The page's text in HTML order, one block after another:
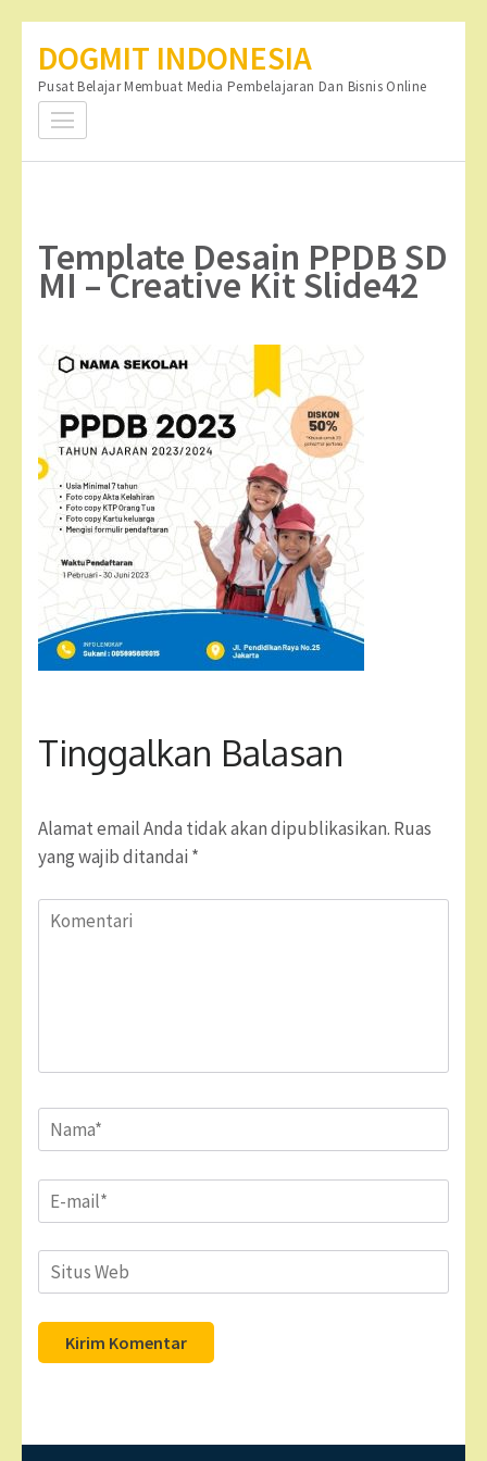
konten
(Tekan
DOGMIT INDONESIA
Pusat Belajar Membuat Media Pembelajaran Dan Bisnis Online
Template Desain PPDB SD
MI – Creative Kit Slide42
Tinggalkan Balasan
Alamat email Anda tidak akan dipublikasikan. Ruas
yang wajib ditandai *
Komentari
Name*
Email*
Situs
Web